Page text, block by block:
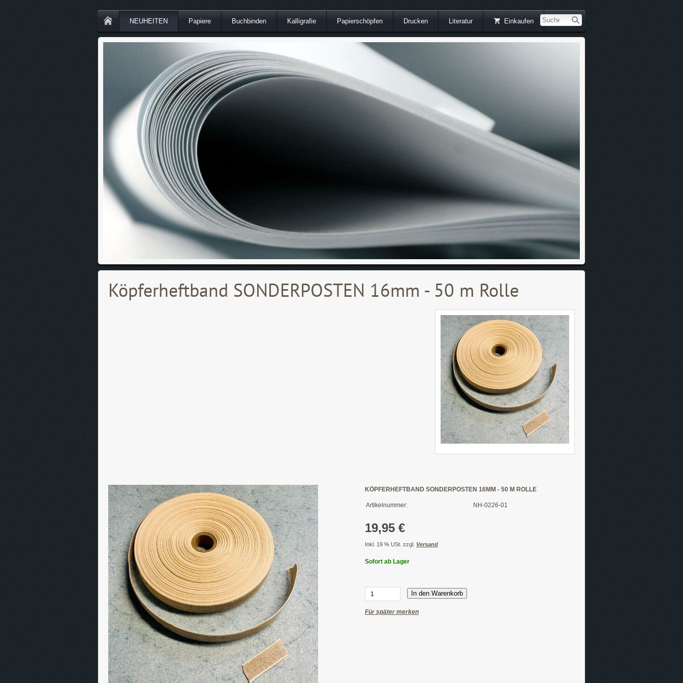
NEUHEITEN Papiere Buchbinden Kalligrafie Papierschöpfen Drucken Literatur Einkaufen
Köpferheftband SONDERPOSTEN 16mm - 50 m Rolle
KÖPFERHEFTBAND SONDERPOSTEN 16MM - 50 M ROLLE
Artikelnummer: NH-0226-01
19,95 €
Inkl. 19 % USt. zzgl. Versand
Sofort ab Lager
In den Warenkorb
Für später merken